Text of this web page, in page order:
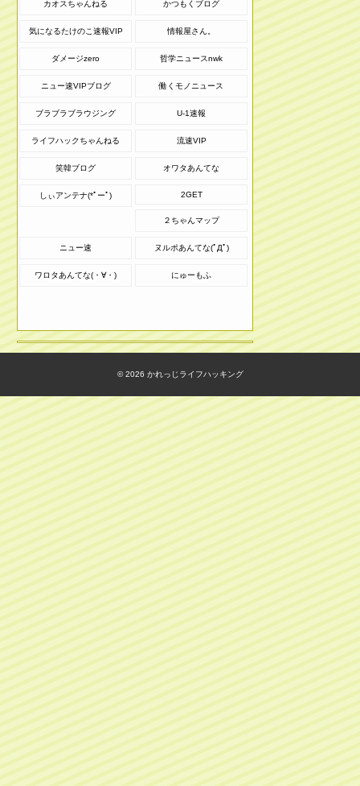
カオスちゃんねる かつもくブログ
気になるたけのこ速報VIP 情報屋さん。
ダメージzero 哲学ニュースnwk
ニュー速VIPブログ 働くモノニュース
ブラブラブラウジング U-1速報
ライフハックちゃんねる 流速VIP
笑韓ブログ オワタあんてな
しぃアンテナ(*ﾟーﾟ) 2GET
２ちゃんマップ
ニュー速 ヌルポあんてな(ﾟДﾟ)
ワロタあんてな(・∀・) にゅーもふ
© 2026 かれっじライフハッキング